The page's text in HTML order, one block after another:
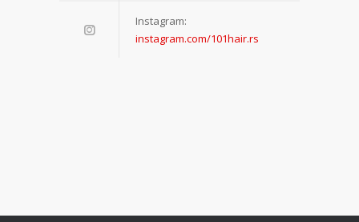
Instagram:
instagram.com/101hair.rs